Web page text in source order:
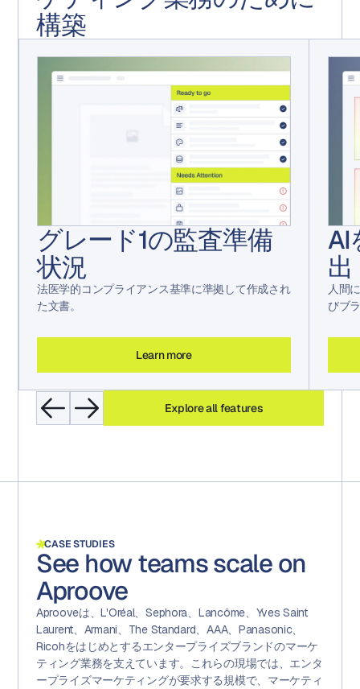
構築
グレード1の監査準備
状況
法医学的コンプライアンス基準に準拠して作成され
た文書。
Learn more
AI
出
人間
びブ
Explore all features
CASE STUDIES
See how teams scale on
Aproove
Aprooveは、L'Oréal、Sephora、Lancôme、Yves Saint
Laurent、Armani、The Standard、AAA、Panasonic、
Ricohをはじめとするエンタープライズブランドのマーケ
ティング業務を支えています。これらの現場では、エンタ
ープライズマーケティングが要求する規模で、マーケティ